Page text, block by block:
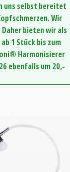
uns selbst bereitet
Wir
bieten wir als
1 Stück bis zum
Harmonisierer
ebenfalls um 20,-